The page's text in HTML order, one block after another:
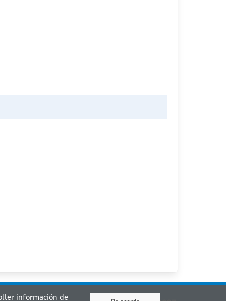
información de